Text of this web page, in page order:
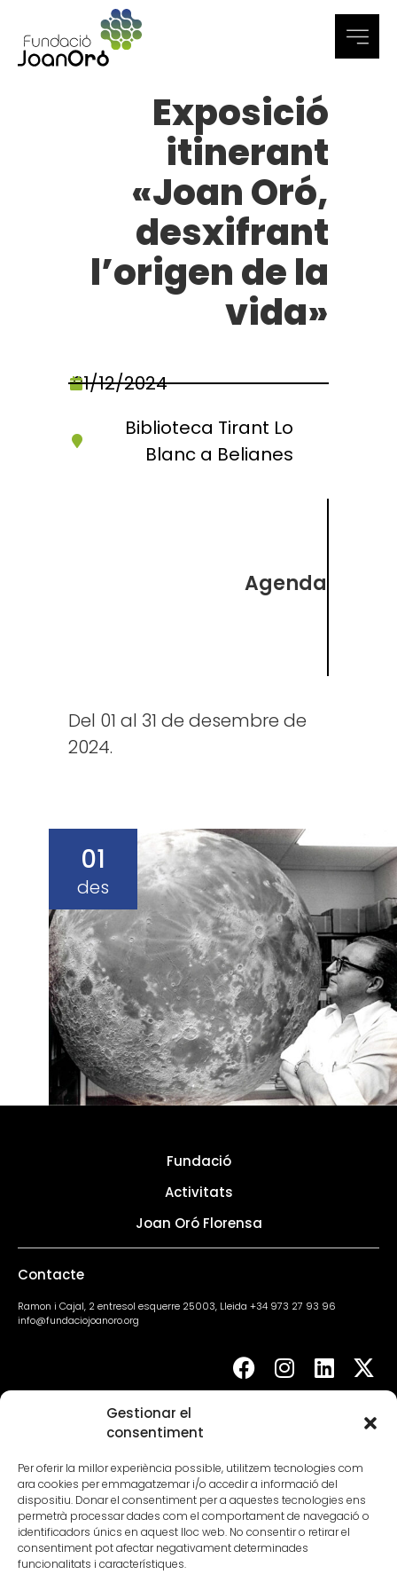
Gestionar el
consentiment
Per oferir la millor experiència possible, utilitzem tecnologies com
ara cookies per emmagatzemar i/o accedir a informació del
dispositiu. Donar el consentiment per a aquestes tecnologies ens
permetrà processar dades com el comportament de navegació o
identificadors únics en aquest lloc web. No consentir o retirar el
consentiment pot afectar negativament determinades
funcionalitats i característiques.
Exposició
itinerant
«Joan Oró,
desxifrant
l’origen de la
vida»
01/12/2024
Biblioteca Tirant Lo
Blanc a Belianes
Agenda
Del 01 al 31 de desembre de
2024.
01
des
Fundació
Activitats
Joan Oró Florensa
Contacte
Ramon i Cajal, 2 entresol esquerre 25003, Lleida +34 973 27 93 96
info@fundaciojoanoro.org
Lloc web i presència a internet – 2.000€